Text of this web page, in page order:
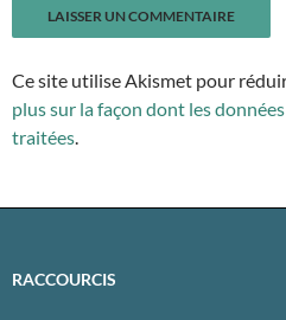
Ce site utilise Akismet pour
plus sur la façon dont les
traitées.
RACCOURCIS